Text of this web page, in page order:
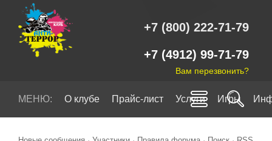
+7 (800) 222-71-79
+7 (4912) 99-71-79
Вам перезвонить?
МЕНЮ: О клубе Прайс-лист Услуги Игры